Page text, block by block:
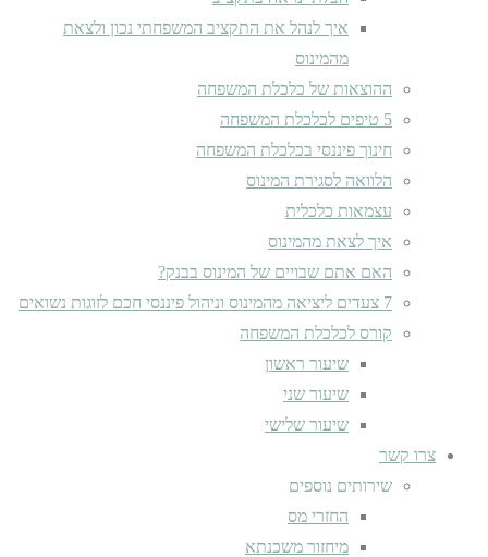
איך לנהל את התקציב המשפחתי נכון ולצאת
מהמינוס
ההוצאות של כלכלת המשפחה
5 טיפים לכלכלת המשפחה
חינוך פיננסי בכלכלת המשפחה
הלוואה לסגירת המינוס
עצמאות כלכלית
איך לצאת מהמינוס
האם אתם שבויים של המינוס בבנק?
7 צעדים ליציאה מהמינוס וניהול פיננסי חכם לזוגות נשואים
קורס לכלכלת המשפחה
שיעור ראשון
שיעור שני
שיעור שלישי
צרו קשר
שירותים נוספים
החזרי מס
מיחזור משכנתא